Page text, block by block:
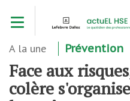
contenu
A la une Prévention
Face aux
colère